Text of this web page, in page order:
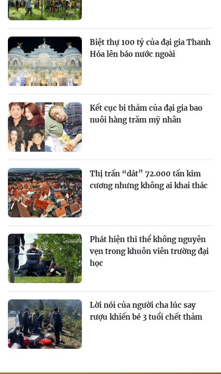
Biệt thự 100 tỷ của đại gia Thanh
Hóa lên báo nước ngoài
Kết cục bi thảm của đại gia bao
nuôi hàng trăm mỹ nhân
Thị trấn “dát” 72.000 tấn kim
cương nhưng không ai khai thác
Phát hiện thi thể không nguyên
vẹn trong khuôn viên trường đại
học
Lời nói của người cha lúc say
rượu khiến bé 3 tuổi chết thảm